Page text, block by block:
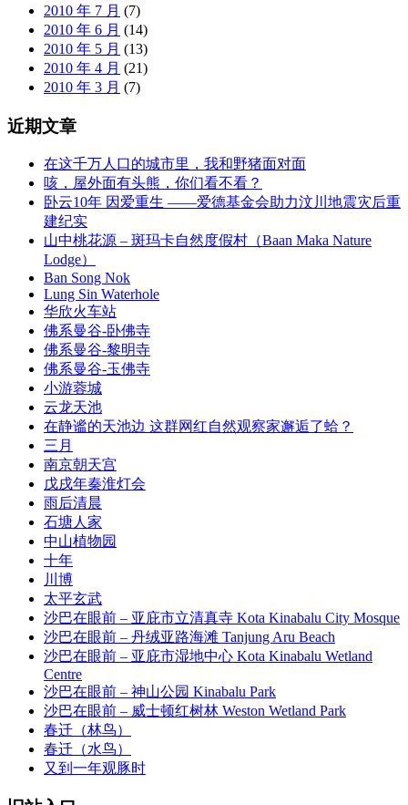
2010 年 7 月 (7)
2010 年 6 月 (14)
2010 年 5 月 (13)
2010 年 4 月 (21)
2010 年 3 月 (7)
近期文章
在这千万人口的城市里，我和野猪面对面
咳，屋外面有头熊，你们看不看？
卧云10年 因爱重生 ——爱德基金会助力汶川地震灾后重
建纪实
山中桃花源 – 斑玛卡自然度假村（Baan Maka Nature
Lodge）
Ban Song Nok
Lung Sin Waterhole
华欣火车站
佛系曼谷-卧佛寺
佛系曼谷-黎明寺
佛系曼谷-玉佛寺
小游蓉城
云龙天池
在静谧的天池边 这群网红自然观察家邂逅了蛤？
三月
南京朝天宫
戊戌年秦淮灯会
雨后清晨
石塘人家
中山植物园
十年
川博
太平玄武
沙巴在眼前 – 亚庇市立清真寺 Kota Kinabalu City Mosque
沙巴在眼前 – 丹绒亚路海滩 Tanjung Aru Beach
沙巴在眼前 – 亚庇市湿地中心 Kota Kinabalu Wetland
Centre
沙巴在眼前 – 神山公园 Kinabalu Park
沙巴在眼前 – 威士顿红树林 Weston Wetland Park
春迁（林鸟）
春迁（水鸟）
又到一年观豚时